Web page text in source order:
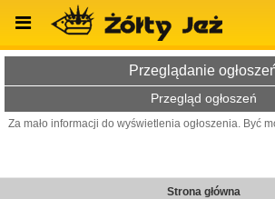
Przeglądanie
Przegląd ogłoszeń
Za mało informacji do wyświetlenia ogłoszenia. Być
Strona główna